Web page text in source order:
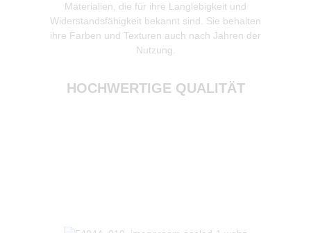
Materialien, die für ihre Langlebigkeit und
Widerstandsfähigkeit bekannt sind. Sie behalten
ihre Farben und Texturen auch nach Jahren der
Nutzung.
HOCHWERTIGE QUALITÄT